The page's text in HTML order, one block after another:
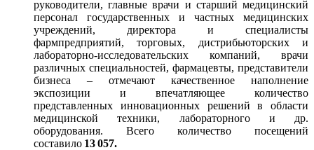
руководители, главные врачи и старший мeдицинский
персонал государственных и частных мeдицинских
учрeждений, директора и специалисты
фармпредприятий, торговых, дистрибьюторских и
лабораторно-исследовательских компаний, врачи
различных специальностей, фармацевты, представители
бизнеса – отмечают качественное наполнение
экспозиции и впечатляющее количество
представленных инновационных решений в области
медицинской техники, лабораторного и др.
оборудования. Всего количество посещений
составило 13 057.